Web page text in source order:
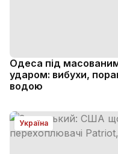
Одеса під
ударом: вибухи,
водою
Україна